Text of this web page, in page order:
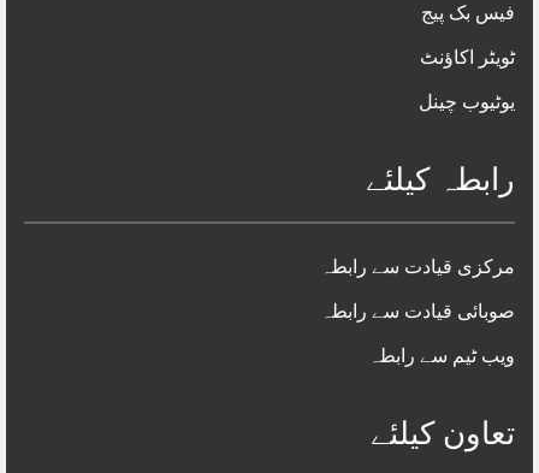
فیس بک پیج
ٹویٹر اکاؤنٹ
یوٹیوب چینل
رابطہ کیلئے
مرکزی قیادت سے رابطہ
صوبائی قیادت سے رابطہ
ویب ٹیم سے رابطہ
تعاون کیلئے